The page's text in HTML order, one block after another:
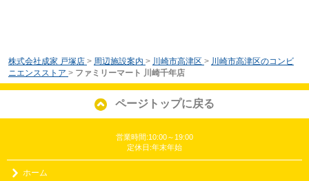
株式会社成家 戸塚店 > 周辺施設案内 > 川崎市高津区 > 川崎市高津区のコンビ
ニエンスストア > ファミリーマート 川崎千年店
ページトップに戻る
営業時間:10:00～19:00
定休日:年末年始
ホーム